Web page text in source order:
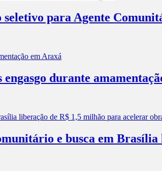
para Agente
engasgo durante
e busca em Brasília